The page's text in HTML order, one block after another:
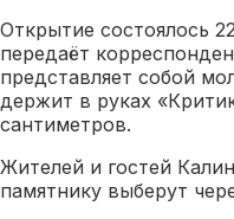
Открытие состоялось
передаёт
представляет собой
держит в руках
сантиметров.
Жителей и гостей
памятнику выберут